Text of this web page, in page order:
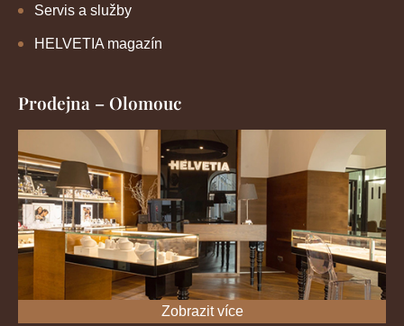
Servis a služby
HELVETIA magazín
Prodejna – Olomouc
Zobrazit více